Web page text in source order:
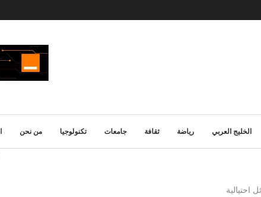
الخليج العربي رياضة ثقافة جامعات تكنولوجيا من نحن
احتيالية